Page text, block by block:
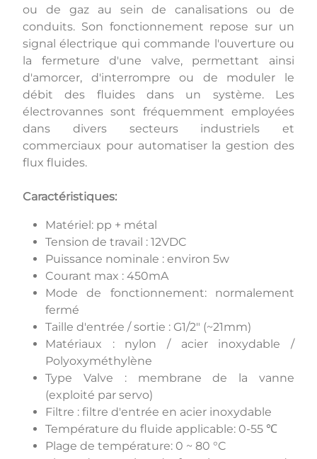
ou de gaz au sein de canalisations ou de
conduits. Son fonctionnement repose sur un
signal électrique qui commande l'ouverture ou
la fermeture d'une valve, permettant ainsi
d'amorcer, d'interrompre ou de moduler le
débit des fluides dans un système. Les
électrovannes sont fréquemment employées
dans divers secteurs industriels et
commerciaux pour automatiser la gestion des
flux fluides.
Caractéristiques:
Matériel: pp + métal
Tension de travail : 12VDC
Puissance nominale : environ 5w
Courant max : 450mA
Mode de fonctionnement: normalement
fermé
Taille d'entrée / sortie : G1/2" (~21mm)
Matériaux : nylon / acier inoxydable /
Polyoxyméthylène
Type Valve : membrane de la vanne
(exploité par servo)
Filtre : filtre d'entrée en acier inoxydable
Température du fluide applicable: 0-55 ℃
Plage de température: 0 ~ 80 °C